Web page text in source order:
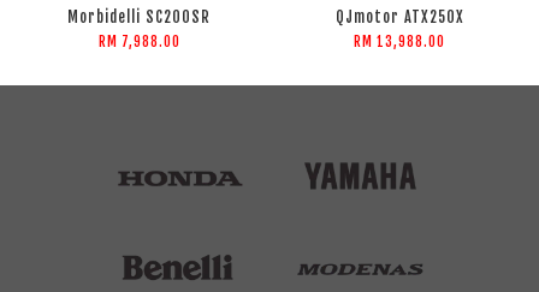
Morbidelli SC200SR
RM 7,988.00
QJmotor ATX250X
RM 13,988.00